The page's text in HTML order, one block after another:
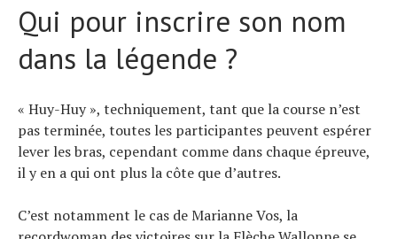
Qui pour inscrire son nom
dans la légende ?
« Huy-Huy », techniquement, tant que la course n’est
pas terminée, toutes les participantes peuvent espérer
lever les bras, cependant comme dans chaque épreuve,
il y en a qui ont plus la côte que d’autres.
C’est notamment le cas de Marianne Vos, la